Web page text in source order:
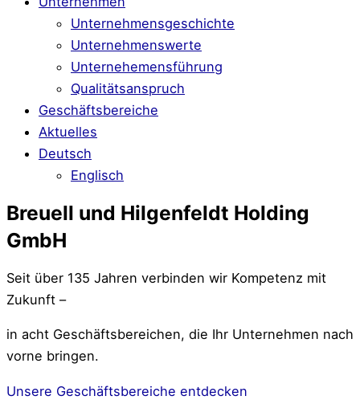
Unternehmensgeschichte
Unternehmenswerte
Unternehemensführung
Qualitätsanspruch
Geschäftsbereiche
Aktuelles
Deutsch
Englisch
Breuell und Hilgenfeldt Holding
GmbH
Seit über 135 Jahren verbinden wir Kompetenz mit
Zukunft –
in acht Geschäftsbereichen, die Ihr Unternehmen nach
vorne bringen.
Unsere Geschäftsbereiche entdecken